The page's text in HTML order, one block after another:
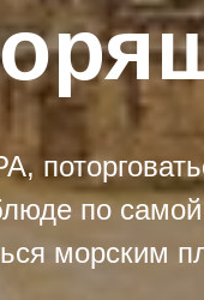
по
морским